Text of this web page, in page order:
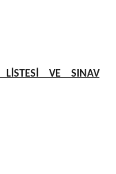
LİSTESİ VE SINAV